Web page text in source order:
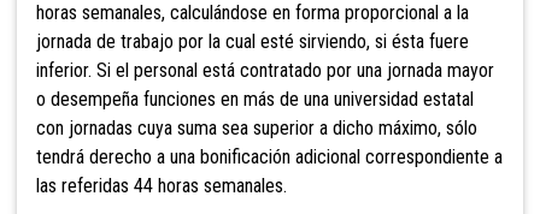
horas semanales, calculándose en forma proporcional a la
jornada de trabajo por la cual esté sirviendo, si ésta fuere
inferior. Si el personal está contratado por una jornada mayor
o desempeña funciones en más de una universidad estatal
con jornadas cuya suma sea superior a dicho máximo, sólo
tendrá derecho a una bonificación adicional correspondiente a
las referidas 44 horas semanales.